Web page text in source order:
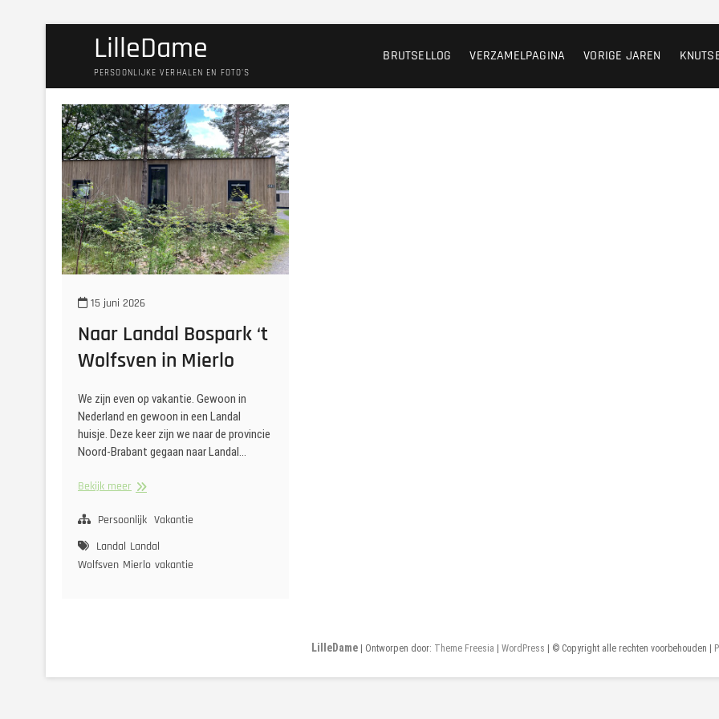
inhoud
LilleDame
PERSOONLIJKE VERHALEN EN FOTO'S
BRUTSELLOG VERZAMELPAGINA VORIGE JAREN
15 juni 2026
Naar Landal Bospark ‘t
Wolfsven in Mierlo
We zijn even op vakantie. Gewoon in
Nederland en gewoon in een Landal
huisje. Deze keer zijn we naar de provincie
Noord-Brabant gegaan naar Landal…
Bekijk meer Naar
Bospark
Wolfsven
in
Persoonlijk Vakantie
Landal Landal
Wolfsven Mierlo vakantie
LilleDame | Ontworpen door: Theme Freesia | WordPress | © Copyright alle rechten voorbehouden |